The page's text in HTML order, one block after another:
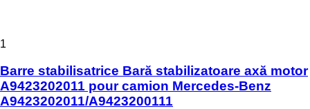
1
Barre stabilisatrice Bară stabilizatoare axă motor
A9423202011 pour camion Mercedes-Benz
A9423202011/A9423200111